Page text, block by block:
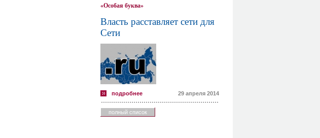
«Особая буква»
Власть расставляет сети для
Сети
подробнее 29 апреля 2014
полный список